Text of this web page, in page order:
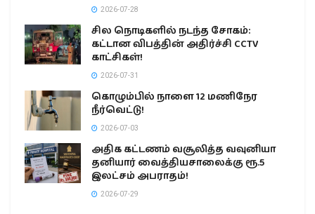
2026-07-28
சில நொடிகளில் நடந்த சோகம்:
கட்டான விபத்தின் அதிர்ச்சி CCTV
காட்சிகள்!
2026-07-31
கொழும்பில் நாளை 12 மணிநேர
நீர்வெட்டு!
2026-07-03
அதிக கட்டணம் வசூலித்த வவுனியா
தனியார் வைத்தியசாலைக்கு ரூ.5
இலட்சம் அபராதம்!
2026-07-29